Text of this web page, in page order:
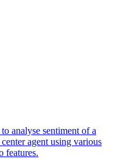
analyse sentiment of a
agent using various
features.